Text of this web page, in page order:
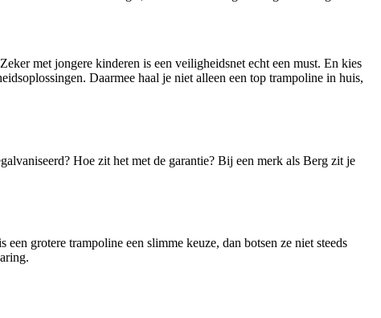
met jongere kinderen is een veiligheidsnet echt een must. En kies
Daarmee haal je niet alleen een top trampoline in huis,
Hoe zit het met de garantie? Bij een merk als Berg zit je
grotere trampoline een slimme keuze, dan botsen ze niet steeds